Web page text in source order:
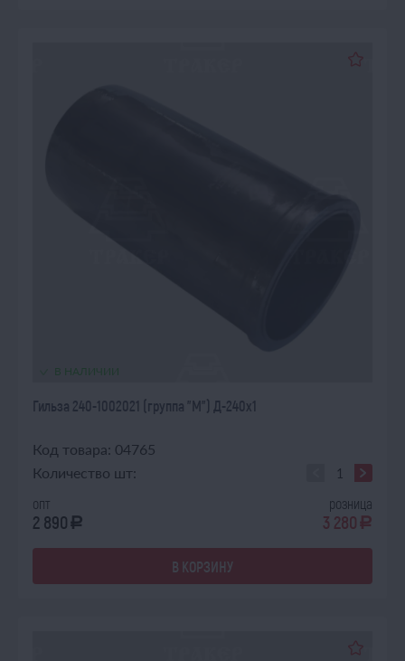
В НАЛИЧИИ
Гильза 240-1002021 (группа "М") Д-240х1
Код товара: 04765
Количество шт:
опт
2 890 a
розница
3 280 a
В КОРЗИНУ